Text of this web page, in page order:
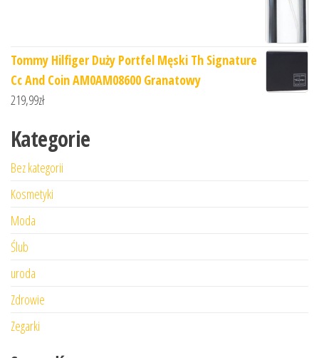
Tommy Hilfiger Duży Portfel Męski Th Signature
Cc And Coin AM0AM08600 Granatowy
219,99zł
Kategorie
Bez kategorii
Kosmetyki
Moda
Ślub
uroda
Zdrowie
Zegarki